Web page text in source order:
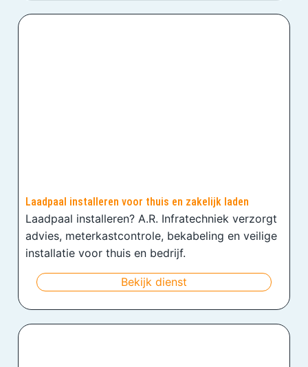
Laadpaal installeren voor thuis en zakelijk laden
Laadpaal installeren? A.R. Infratechniek verzorgt
advies, meterkastcontrole, bekabeling en veilige
installatie voor thuis en bedrijf.
Bekijk dienst